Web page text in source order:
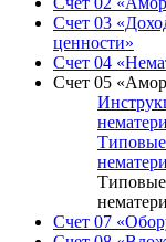
Счет 03
ценности»
Счет 04
Счет 05
Типовые
Типовые
Счет 07